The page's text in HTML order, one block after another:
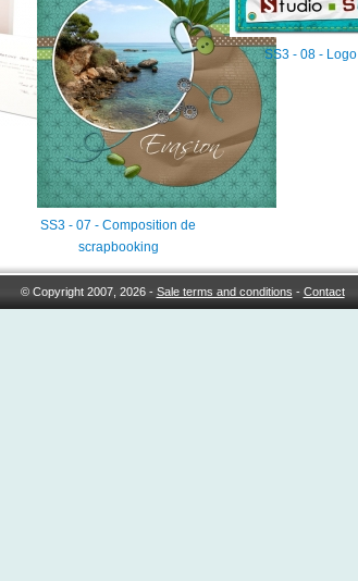
SS3 - 07 - Composition de
scrapbooking
SS3 - 08 - Logo
© Copyright 2007, 2026 - Sale terms and conditions - Contact